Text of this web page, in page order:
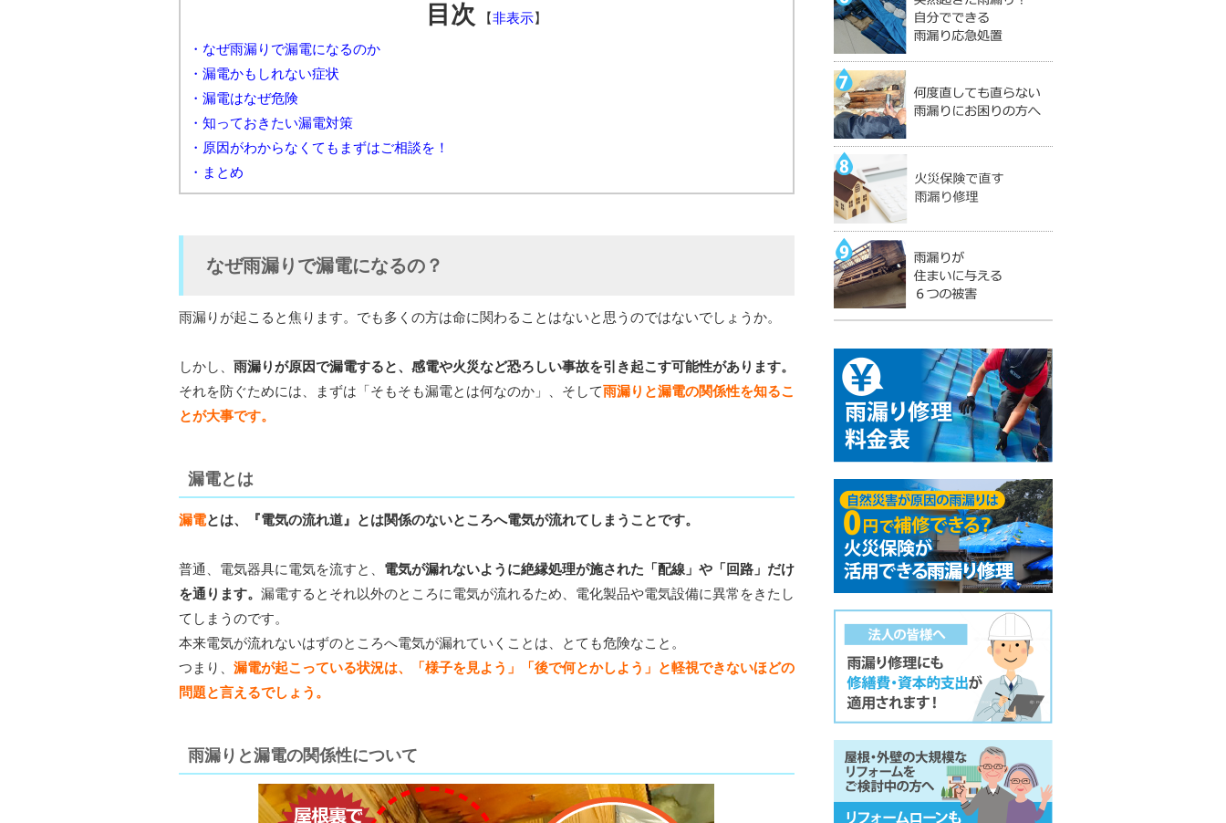
目次 【非表示】
・なぜ雨漏りで漏電になるのか
・漏電かもしれない症状
・漏電はなぜ危険
・知っておきたい漏電対策
・原因がわからなくてもまずはご相談を！
・まとめ
なぜ雨漏りで漏電になるの？
雨漏りが起こると焦ります。でも多くの方は命に関わることはないと思うのではないでしょうか。
しかし、 雨漏りが原因で漏電すると、感電や火災など恐ろしい事故を引き起こす可能性があります。
それを防ぐためには、まずは「そもそも漏電とは何なのか」、そして雨漏りと漏電の関係性を知るこ
とが大事です。
漏電とは
漏電とは、『電気の流れ道』とは関係のないところへ電気が流れてしまうことです。
普通、電気器具に電気を流すと、 電気が漏れないように絶縁処理が施された「配線」や「回路」だけ
を通ります。 漏電するとそれ以外のところに電気が流れるため、電化製品や電気設備に異常をきたし
てしまうのです。
本来電気が流れないはずのところへ電気が漏れていくことは、とても危険なこと。
つまり、 漏電が起こっている状況は、「様子を見よう」「後で何とかしよう」と軽視できないほどの
問題と言えるでしょう。
雨漏りと漏電の関係性について